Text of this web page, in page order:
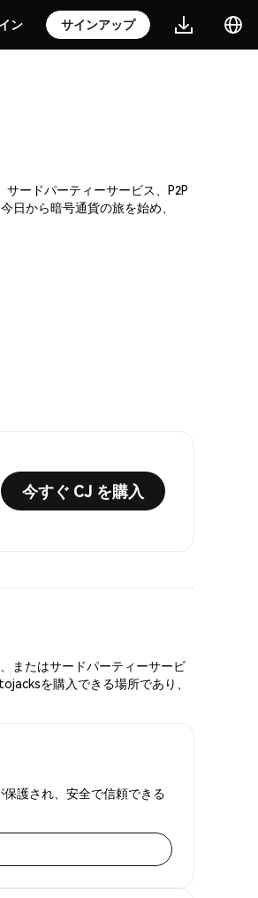
ン サインアップ
ードパーティーサービス、P2P
日から暗号通貨の旅を始め、
今すぐ CJ を購入
またはサードパーティーサービ
を購入できる場所であり、
護され、安全で信頼できる